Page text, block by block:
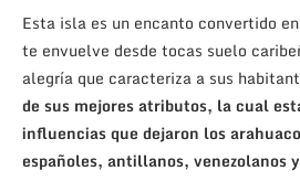
Esta isla es un encanto convertido
te envuelve desde tocas suelo
alegría que caracteriza a sus
de sus mejores atributos, la cual
influencias que dejaron los
españoles, antillanos, venezolanos